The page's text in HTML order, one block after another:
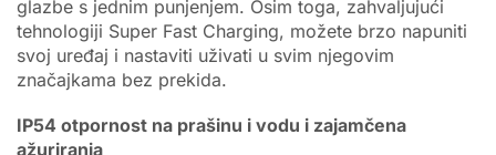
glazbe s jednim punjenjem. Osim toga, zahvaljujući
tehnologiji Super Fast Charging, možete brzo napuniti
svoj uređaj i nastaviti uživati u svim njegovim
značajkama bez prekida.
IP54 otpornost na prašinu i vodu i zajamčena
ažuriranja